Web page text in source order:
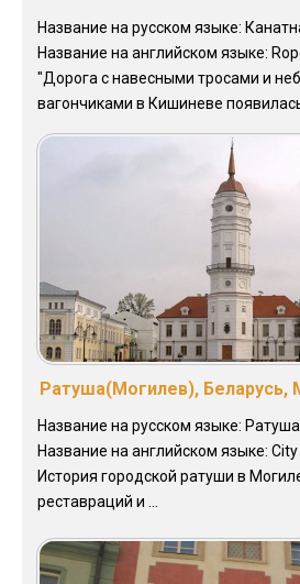
Название на русском языке:
Название на английском языке:
"Дорога с навесными тросами и
вагончиками в Кишиневе появилась
Ратуша(Могилев), Беларусь,
Название на русском языке:
Название на английском языке:
История городской ратуши в
реставраций и ...